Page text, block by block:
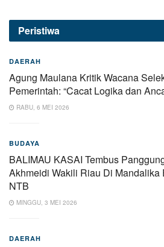
Peristiwa
DAERAH
Agung Maulana Kritik Wacana
Pemerintah: “Cacat Logika dan
RABU, 6 MEI 2026
BUDAYA
BALIMAU KASAI Tembus
Akhmeidi Wakili Riau Di Mandalika
NTB
MINGGU, 3 MEI 2026
DAERAH